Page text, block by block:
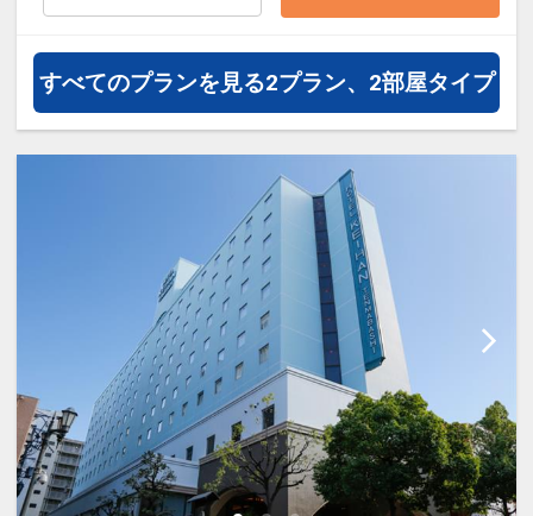
GYM」や、ゴルフの練習ができる
ブ」が宿泊者特別価格で利用可能。
※4名1室利用はフォースルーム23
㎡、シングルベッド2台・2段ベッド
1台のお部屋となります。
すべてのプランを見る2プラン、2部屋タイプ